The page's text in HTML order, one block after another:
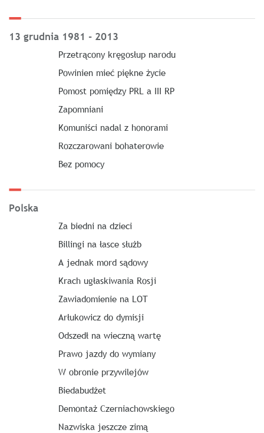
13 grudnia 1981 - 2013
Przetrącony kręgosłup narodu
Powinien mieć piękne życie
Pomost pomiędzy PRL a III RP
Zapomniani
Komuniści nadal z honorami
Rozczarowani bohaterowie
Bez pomocy
Polska
Za biedni na dzieci
Billingi na łasce służb
A jednak mord sądowy
Krach ugłaskiwania Rosji
Zawiadomienie na LOT
Arłukowicz do dymisji
Odszedł na wieczną wartę
Prawo jazdy do wymiany
W obronie przywilejów
Biedabudżet
Demontaż Czerniachowskiego
Nazwiska jeszcze zimą